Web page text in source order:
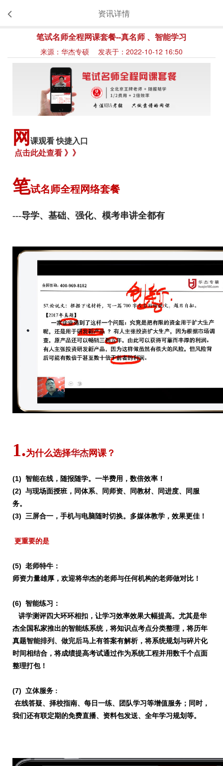
资讯详情
笔试名师全程网课套餐--真名师 、智能学习
来源：华杰专硕 发表于：2022-10-12 16:50
网 课观看 快捷入口
点击此处查看 》》
笔试名师全程网络套餐
---导学、基础、强化、模考串讲全都有
1.为什么选择华杰网课？
(1) 智能在线，随报随学。 一半费用，数倍效率！
(2) 与现场面授班，同体系、同师资、同教材、同进度、同服
务。
(3) 三屏合一，手机与电脑随时切换。多媒体教学，效果更佳！
更重要的是
(5) 老师特牛：
师资力量雄厚，欢迎将华杰的老师与任何机构的老师做对比！
(6) 智能练习：
讲学测评四大环环相扣，让学习效率效果大幅提高。尤其是华
杰全国私家推出的智能练系统，将知识点考点分类整理，将历年
真题智能排列、做完后马上有答案有解析，将系统规划与碎片化
时间相结合，将成绩提高考试通过作为系统工程并用数千个点面
整理打包！
(7) 立体服务 :
在线答疑、择校指南、每日一练、团队学习等增值服务；同时，
我们还有联定期的免费直播、资料包发送、全年学习规划等。